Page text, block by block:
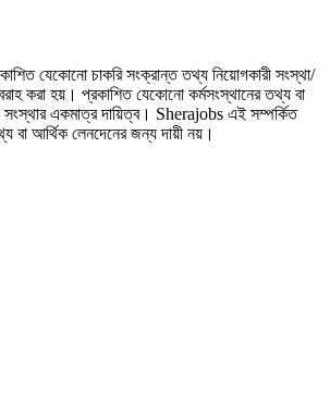
যেকোনো চাকরি সংক্রান্ত তথ্য নিয়োগকারী সংস্থা/
করা হয়। প্রকাশিত যেকোনো কর্মসংস্থানের তথ্য বা
সংস্থার একমাত্র দায়িত্ব। Sherajobs এই সম্পর্কিত
বা আর্থিক লেনদেনের জন্য দায়ী নয়।